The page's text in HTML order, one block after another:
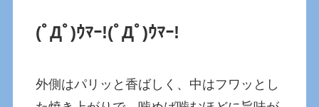
(ﾟДﾟ)ｳﾏｰ!(ﾟДﾟ)ｳﾏｰ!
外側はパリッと香ばしく、中はフワッとし